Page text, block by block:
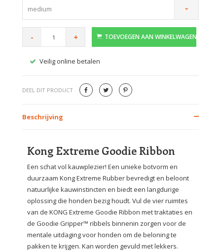
medium
- + TOEVOEGEN AAN WINKELWAGEN
Veilig online betalen
DEEL DIT PRODUCT
Beschrijving
Kong Extreme Goodie Ribbon
Een schat vol kauwplezier! Een unieke botvorm en
duurzaam Kong Extreme Rubber bevredigt en beloont
natuurlijke kauwinstincten en biedt een langdurige
oplossing die honden bezig houdt. Vul de vier ruimtes
van de KONG Extreme Goodie Ribbon met traktaties en
de Goodie Gripper™ ribbels binnenin zorgen voor de
mentale uitdaging voor honden om de beloning te
pakken te krijgen. Kan worden gevuld met lekkers.